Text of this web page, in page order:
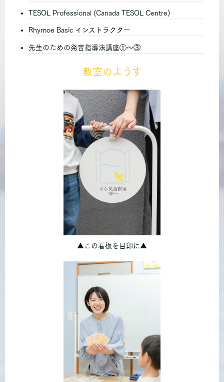
TESOL Professional (Canada TESOL Centre)
Rhymoe Basic インストラクター
先生のための発音指導法講座①～③
教室のようす
▲この看板を目印に▲